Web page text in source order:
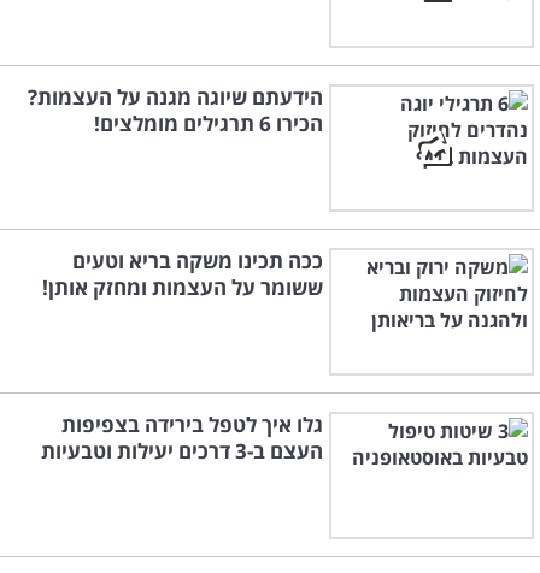
הידעתם שיוגה מגנה על העצמות?
הכירו 6 תרגילים מומלצים!
ככה תכינו משקה בריא וטעים
ששומר על העצמות ומחזק אותן!
גלו איך לטפל בירידה בצפיפות
העצם ב-3 דרכים יעילות וטבעיות